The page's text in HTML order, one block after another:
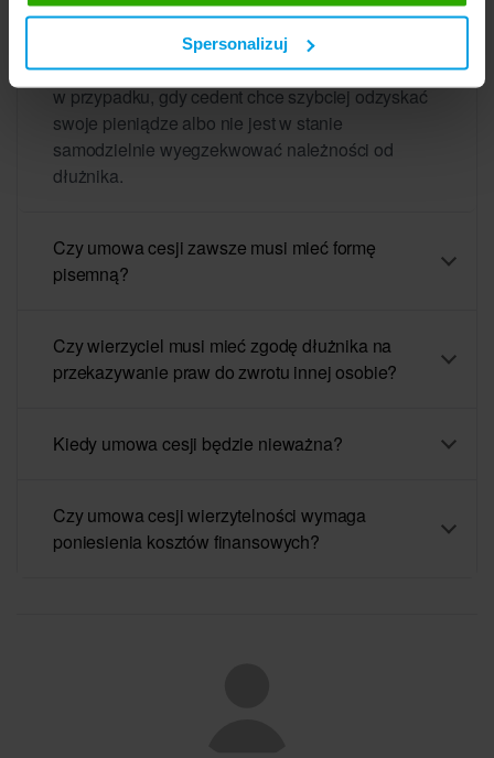
informacjami, które im przekazałeś, korzystając z ich
usług. Prosimy o Twoją zgodę.
Spersonalizuj
Umowa cesji wierzytelności potrzebna, gdy
wierzyciel chce przekazać swoje roszczenie na
rzecz innego podmiotu. Często jest to stosowane
w przypadku, gdy cedent chce szybciej odzyskać
swoje pieniądze albo nie jest w stanie
samodzielnie wyegzekwować należności od
dłużnika.
Czy umowa cesji zawsze musi mieć formę
pisemną?
Czy wierzyciel musi mieć zgodę dłużnika na
przekazywanie praw do zwrotu innej osobie?
Kiedy umowa cesji będzie nieważna?
Czy umowa cesji wierzytelności wymaga
poniesienia kosztów finansowych?